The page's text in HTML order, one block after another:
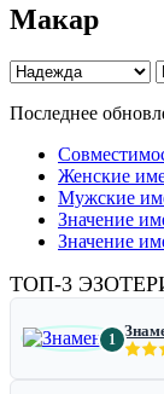
Макар
Последнее
Женские
Мужские
Значение
Значение
ТОП-3
1